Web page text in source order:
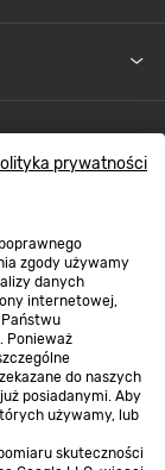
prywatności
zgody używamy
danych
internetowej,
Ponieważ
do naszych
posiadanymi. Aby
używamy, lub
skuteczności